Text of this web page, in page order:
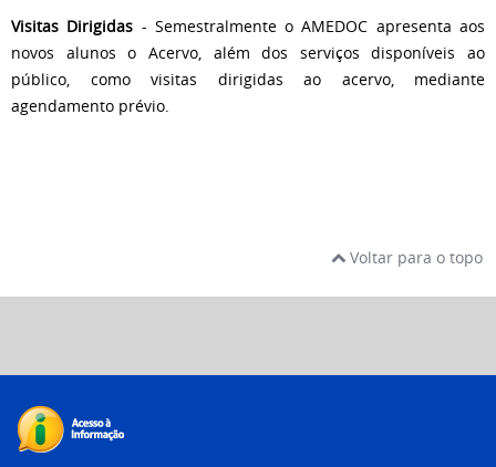
Visitas Dirigidas - Semestralmente o AMEDOC apresenta aos
novos alunos o Acervo, além dos serviços disponíveis ao
público, como visitas dirigidas ao acervo, mediante
agendamento prévio.
Voltar para o topo